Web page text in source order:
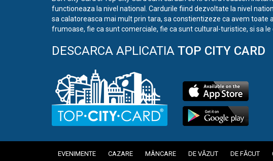
functioneaza la nivel national. Cardurile fiind dezvoltate la nivel
sa calatoreasca mai mult prin tara, sa constientizeze ca avem toate
frumoase, fie ca sunt comerciale, fie ca sunt cultural-turistice, si sa
DESCARCA APLICATIA TOP CITY CARD
EVENIMENTE CAZARE MÂNCARE DE VĂZUT DE FĂCUT